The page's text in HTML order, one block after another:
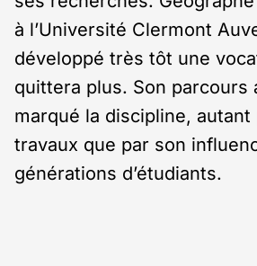
à l’Université Clermont
développé très tôt une
quittera plus. Son parcours
marqué la discipline, autant
travaux que par son
générations d’étudiants.